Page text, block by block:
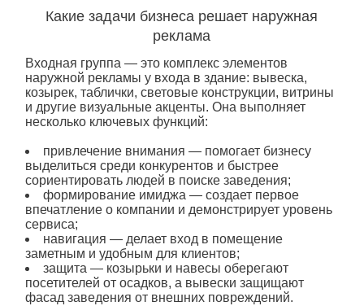
Какие задачи бизнеса решает наружная
реклама
Входная группа — это комплекс элементов
наружной рекламы у входа в здание: вывеска,
козырек, таблички, световые конструкции, витрины
и другие визуальные акценты. Она выполняет
несколько ключевых функций:
привлечение внимания — помогает бизнесу
выделиться среди конкурентов и быстрее
сориентировать людей в поиске заведения;
формирование имиджа — создает первое
впечатление о компании и демонстрирует уровень
сервиса;
навигация — делает вход в помещение
заметным и удобным для клиентов;
защита — козырьки и навесы оберегают
посетителей от осадков, а вывески защищают
фасад заведения от внешних повреждений.